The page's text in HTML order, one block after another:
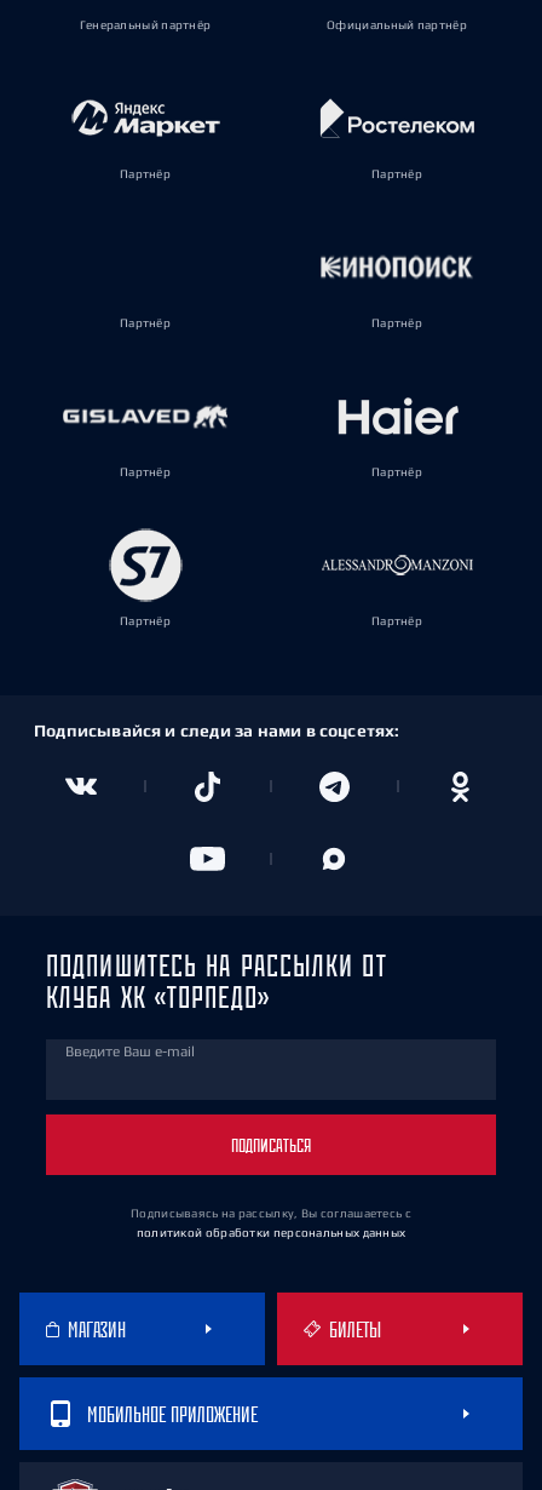
Генеральный партнёр Официальный партнёр
Партнёр Партнёр
Партнёр Партнёр
Партнёр Партнёр
Партнёр Партнёр
Подписывайся и следи за нами в соцсетях:
ПОДПИШИТЕСЬ НА РАССЫЛКИ ОТ
КЛУБА ХК «ТОРПЕДО»
Введите Ваш e-mail
ПОДПИСАТЬСЯ
Подписываясь на рассылку, Вы соглашаетесь с
политикой обработки персональных данных
МАГАЗИН БИЛЕТЫ
МОБИЛЬНОЕ ПРИЛОЖЕНИЕ